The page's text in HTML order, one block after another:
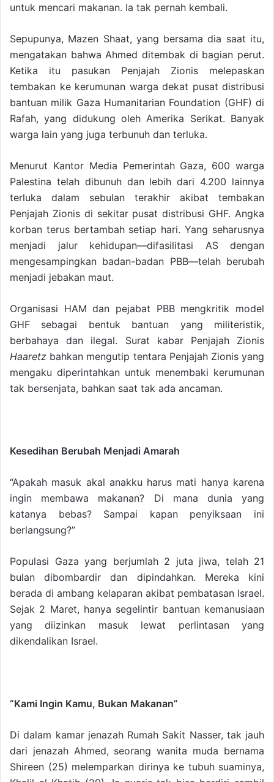
untuk mencari makanan. Ia tak pernah kembali.
Sepupunya, Mazen Shaat, yang bersama dia saat itu,
mengatakan bahwa Ahmed ditembak di bagian perut.
Ketika itu pasukan Penjajah Zionis melepaskan
tembakan ke kerumunan warga dekat pusat distribusi
bantuan milik Gaza Humanitarian Foundation (GHF) di
Rafah, yang didukung oleh Amerika Serikat. Banyak
warga lain yang juga terbunuh dan terluka.
Menurut Kantor Media Pemerintah Gaza, 600 warga
Palestina telah dibunuh dan lebih dari 4.200 lainnya
terluka dalam sebulan terakhir akibat tembakan
Penjajah Zionis di sekitar pusat distribusi GHF. Angka
korban terus bertambah setiap hari. Yang seharusnya
menjadi jalur kehidupan—difasilitasi AS dengan
mengesampingkan badan-badan PBB—telah berubah
menjadi jebakan maut.
Organisasi HAM dan pejabat PBB mengkritik model
GHF sebagai bentuk bantuan yang militeristik,
berbahaya dan ilegal. Surat kabar Penjajah Zionis
Haaretz bahkan mengutip tentara Penjajah Zionis yang
mengaku diperintahkan untuk menembaki kerumunan
tak bersenjata, bahkan saat tak ada ancaman.
Kesedihan Berubah Menjadi Amarah
“Apakah masuk akal anakku harus mati hanya karena
ingin membawa makanan? Di mana dunia yang
katanya bebas? Sampai kapan penyiksaan ini
berlangsung?”
Populasi Gaza yang berjumlah 2 juta jiwa, telah 21
bulan dibombardir dan dipindahkan. Mereka kini
berada di ambang kelaparan akibat pembatasan Israel.
Sejak 2 Maret, hanya segelintir bantuan kemanusiaan
yang diizinkan masuk lewat perlintasan yang
dikendalikan Israel.
“Kami Ingin Kamu, Bukan Makanan”
Di dalam kamar jenazah Rumah Sakit Nasser, tak jauh
dari jenazah Ahmed, seorang wanita muda bernama
Shireen (25) melemparkan dirinya ke tubuh suaminya,